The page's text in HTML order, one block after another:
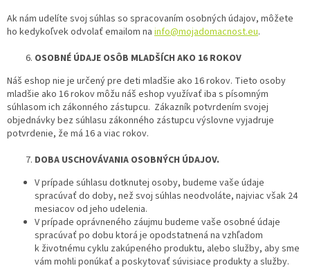
Ak nám udelíte svoj súhlas so spracovaním osobných údajov, môžete
ho kedykoľvek odvolať emailom na info@mojadomacnost.eu.
OSOBNÉ ÚDAJE OSÔB MLADŠÍCH AKO 16 ROKOV
Náš eshop nie je určený pre deti mladšie ako 16 rokov. Tieto osoby
mladšie ako 16 rokov môžu náš eshop využívať iba s písomným
súhlasom ich zákonného zástupcu. Zákazník potvrdením svojej
objednávky bez súhlasu zákonného zástupcu výslovne vyjadruje
potvrdenie, že má 16 a viac rokov.
DOBA USCHOVÁVANIA OSOBNÝCH ÚDAJOV.
V prípade súhlasu dotknutej osoby, budeme vaše údaje
spracúvať do doby, než svoj súhlas neodvoláte, najviac však 24
mesiacov od jeho udelenia.
V prípade oprávneného záujmu budeme vaše osobné údaje
spracúvať po dobu ktorá je opodstatnená na vzhľadom
k životnému cyklu zakúpeného produktu, alebo služby, aby sme
vám mohli ponúkať a poskytovať súvisiace produkty a služby.